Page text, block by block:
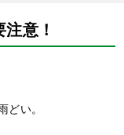
意！
い。